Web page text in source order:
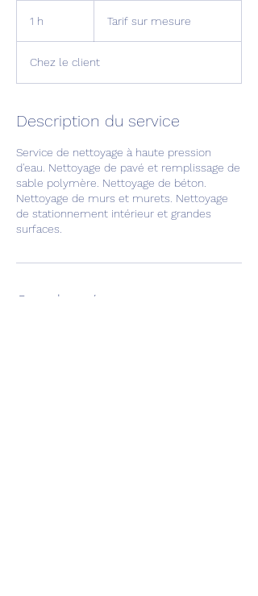
1 h
mesure
Tarif sur mesure
Chez le client
Description du service
Service de nettoyage à haute pression
d'eau. Nettoyage de pavé et remplissage de
sable polymère. Nettoyage de béton.
Nettoyage de murs et murets. Nettoyage
de stationnement intérieur et grandes
surfaces.
Coordonnées